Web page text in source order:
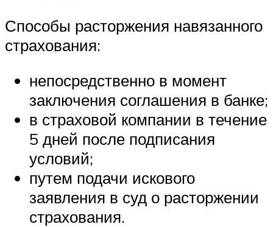
Способы расторжения навязанного
страхования:
непосредственно в момент
заключения соглашения в банке;
в страховой компании в течение
5 дней после подписания
условий;
путем подачи искового
заявления в суд о расторжении
страхования.